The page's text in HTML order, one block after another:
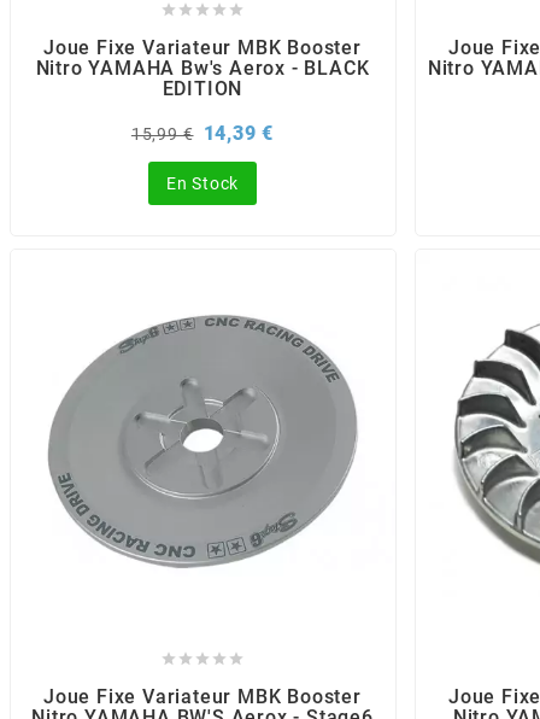
CHAMPION
CIF
CL BRAKES
CONTI
    
Joue Fixe Variateur MBK Booster
Nitro YAMAHA Bw's Aerox - BLACK
EDITION
Prix
base
15,99 € 14,39 €
En Stock
Joue
Nitro
    
Joue Fixe Variateur MBK Booster
Joue